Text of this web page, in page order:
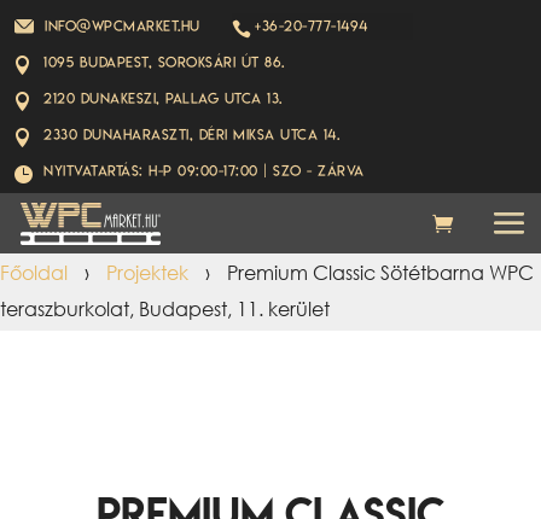
info@wpcmarket.hu  +36-20-777-1494
 1095 Budapest, Soroksári út 86.
 2120 Dunakeszi, Pallag utca 13.
 2330 Dunaharaszti, Déri Miksa utca 14.
 Nyitvatartás: H-P 09:00-17:00 | Szo - ZÁRVA
Főoldal › Projektek ›
Premium Classic Sötétbarna WPC
teraszburkolat, Budapest, 11. kerület